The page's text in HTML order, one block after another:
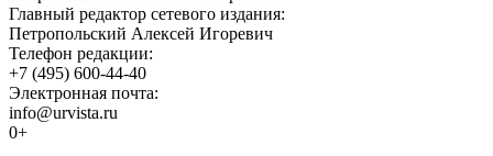
Главный редактор сетевого издания:
Петропольский Алексей Игоревич
Телефон редакции:
+7 (495) 600-44-40
Электронная почта:
info@urvista.ru
0+